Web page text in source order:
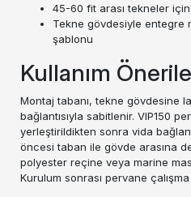
45-60 fit arası tekneler
Tekne gövdesiyle entegre
şablonu
Kullanım
Montaj tabanı, tekne gövdesine
bağlantısıyla sabitlenir. VIP150
yerleştirildikten sonra vida
öncesi taban ile gövde arasına
polyester reçine veya marine
Kurulum sonrası pervane çalışma